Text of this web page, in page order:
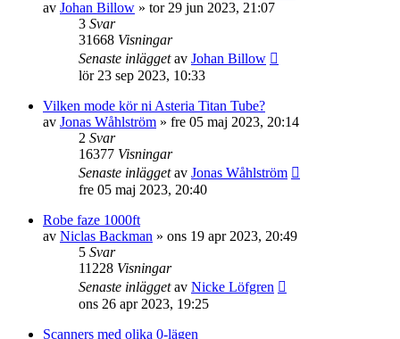
av Johan Billow » tor 29 jun 2023, 21:07
3 Svar
31668 Visningar
Senaste inläggetav Johan Billow
lör 23 sep 2023, 10:33
Vilken mode kör ni Asteria Titan Tube?
av Jonas Wåhlström » fre 05 maj 2023, 20:14
2 Svar
16377 Visningar
Senaste inläggetav Jonas Wåhlström
fre 05 maj 2023, 20:40
Robe faze 1000ft
av Niclas Backman » ons 19 apr 2023, 20:49
5 Svar
11228 Visningar
Senaste inläggetav Nicke Löfgren
ons 26 apr 2023, 19:25
Scanners med olika 0-lägen